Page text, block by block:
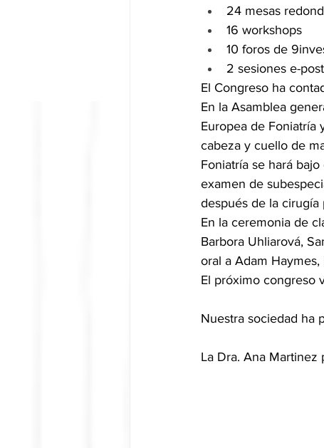
24 mesas
16 workshops
10 foros de
2 sesiones e-
El Congreso ha
En la Asamblea
Europea de Foniatría
cabeza y cuello de
Foniatría se hará bajo
examen de
después de la cirugía
En la ceremonia de
Barbora Uhliarová,
oral a Adam
El próximo congreso
Nuestra sociedad ha
La Dra. Ana Martinez